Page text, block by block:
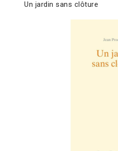
Un jardin sans clôture